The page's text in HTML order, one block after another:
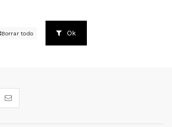
Borrar todo Ok